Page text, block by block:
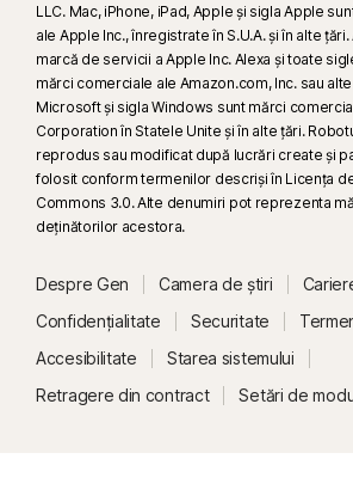
LLC. Mac, iPhone, iPad, Apple și sigla Apple
ale Apple Inc., înregistrate în S.U.A. și în alte
marcă de servicii a Apple Inc. Alexa și toate
mărci comerciale ale Amazon.com, Inc. sau
Microsoft și sigla Windows sunt mărci
Corporation în Statele Unite și în alte țări.
reprodus sau modificat după lucrări create și
folosit conform termenilor descriși în Licența
Commons 3.0. Alte denumiri pot reprezenta
deţinătorilor acestora.
Despre Gen Camera de știri
Confidențialitate
Securitate
Accesibilitate
Starea sistemului
Retragere din contract
Setări de